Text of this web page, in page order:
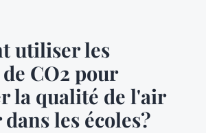
utiliser les
CO2 pour
la qualité de l'air
les écoles?